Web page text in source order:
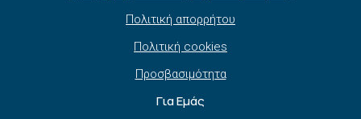
Πολιτική απορρήτου
Πολιτική cookies
Προσβασιμότητα
Για Εμάς